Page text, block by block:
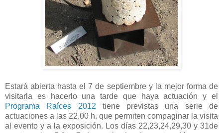
Estará abierta hasta el 7 de septiembre y la mejor forma de
visitarla es hacerlo una tarde que haya actuación y el
Programa Raíces 2012 tiene previstas una serie de
actuaciones a las 22,00 h. que permiten compaginar la visita
al evento y a la exposición. Los días 22,23,24,29,30 y 31de